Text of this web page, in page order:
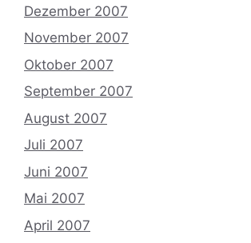
Dezember 2007
November 2007
Oktober 2007
September 2007
August 2007
Juli 2007
Juni 2007
Mai 2007
April 2007